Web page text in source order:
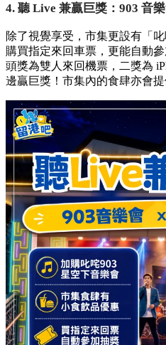
4. 聽 Live 兼贏巨獎：903 音
除了視覺享受，市集更設有「
購買指定來回車票，更能自動
頭獎為雙人來回機票，二獎為
邊贏巨獎！市集內的食肆亦會